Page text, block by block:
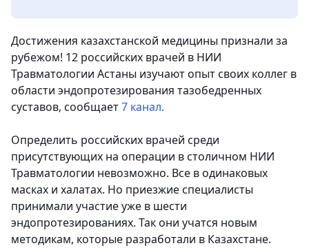
Достижения казахстанской медицины признали за
рубежом! 12 российских врачей в НИИ
Травматологии Астаны изучают опыт своих коллег в
области эндопротезирования тазобедренных
суставов, сообщает7 канал.
Определить российских врачей среди
присутствующих на операции в столичном НИИ
Травматологии невозможно. Все в одинаковых
масках и халатах. Но приезжие специалисты
принимали участие уже в шести
эндопротезированиях. Так они учатся новым
методикам, которые разработали в Казахстане.